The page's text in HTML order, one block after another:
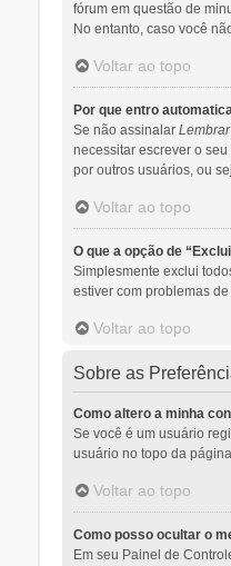
fórum em questão de
No entanto, caso você
Voltar ao topo
Por que entro
Se não assinalar
necessitar escrever o
por outros usuários, ou
Voltar ao topo
O que a opção de
Simplesmente exclui
estiver com problemas
Voltar ao topo
Sobre as
Como altero a minha
Se você é um usuário
usuário no topo da
Voltar ao topo
Como posso ocultar o
Em seu Painel de